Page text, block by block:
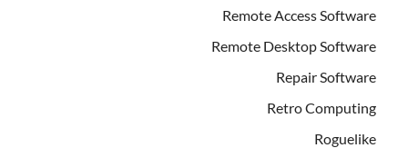
Remote Access Software
Remote Desktop Software
Repair Software
Retro Computing
Roguelike